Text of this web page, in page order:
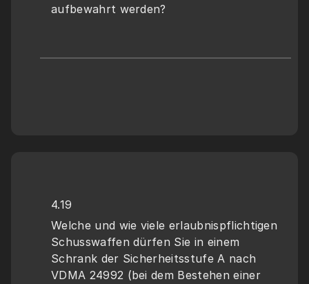
aufbewahrt werden?
4.19
Welche und wie viele erlaubnispflichtigen
Schusswaffen dürfen Sie in einem
Schrank der Sicherheitsstufe A nach
VDMA 24992 (bei dem Bestehen einer